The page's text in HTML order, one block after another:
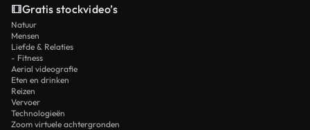
Gratis stockvideo’s
Natuur
Mensen
Liefde & Relaties
- Fitness
Aerial videografie
Eten en drinken
Reizen
Vervoer
Technologieën
Zoom virtuele achtergronden